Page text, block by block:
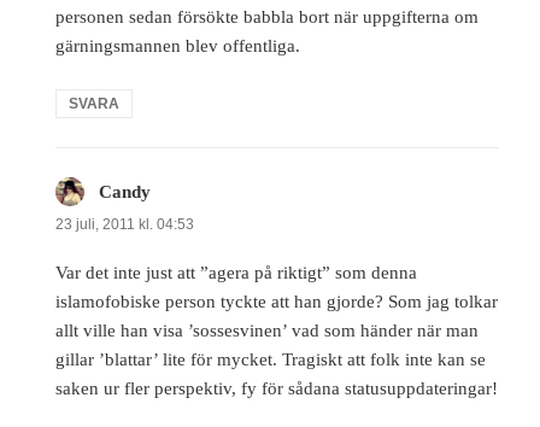
personen sedan försökte babbla bort när uppgifterna om
gärningsmannen blev offentliga.
SVARA
Candy
23 juli, 2011 kl. 04:53
Var det inte just att ”agera på riktigt” som denna
islamofobiske person tyckte att han gjorde? Som jag tolkar
allt ville han visa ’sossesvinen’ vad som händer när man
gillar ’blattar’ lite för mycket. Tragiskt att folk inte kan se
saken ur fler perspektiv, fy för sådana statusuppdateringar!